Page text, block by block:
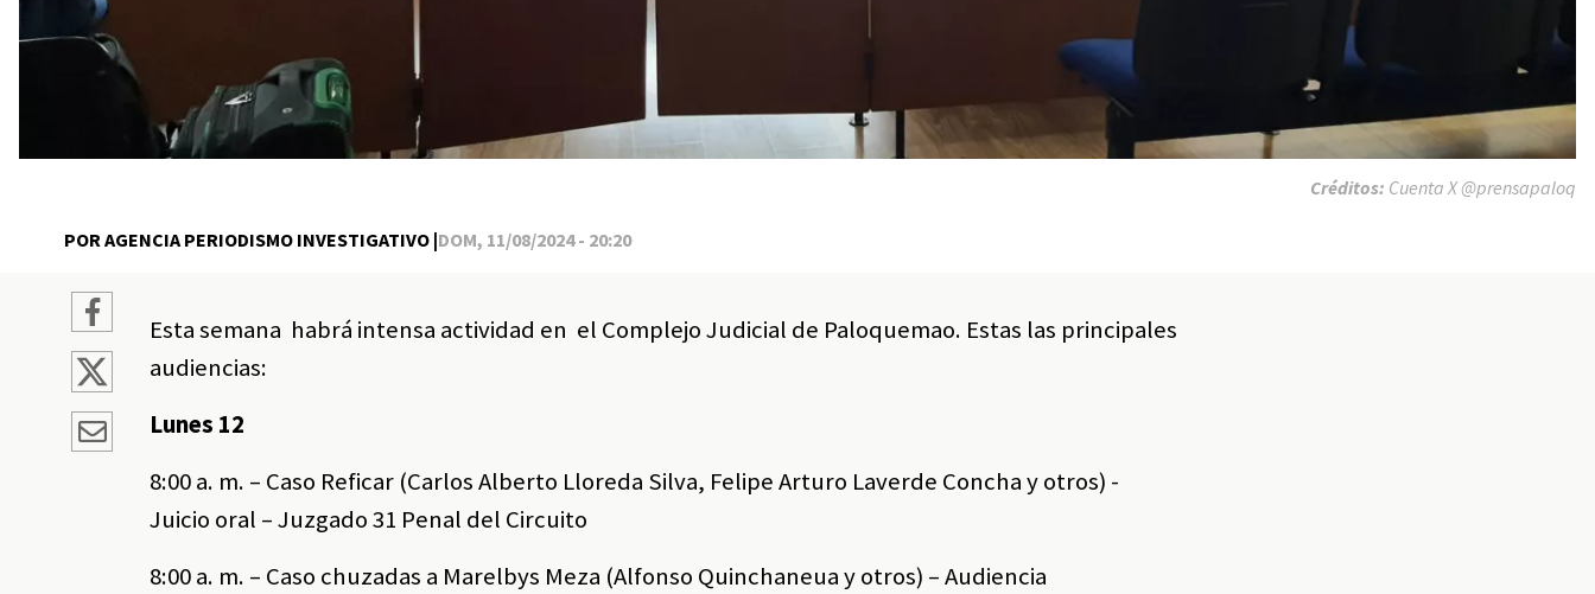
POR AGENCIA PERIODISMO INVESTIGATIVO |DOM, 11/08/2024 - 20:20
Créditos: Cuenta X @prensapaloq
Esta semana habrá intensa actividad en el Complejo Judicial de Paloquemao. Estas las principales
audiencias:
Lunes 12
8:00 a. m. – Caso Reficar (Carlos Alberto Lloreda Silva, Felipe Arturo Laverde Concha y otros) -
Juicio oral – Juzgado 31 Penal del Circuito
8:00 a. m. – Caso chuzadas a Marelbys Meza (Alfonso Quinchaneua y otros) – Audiencia